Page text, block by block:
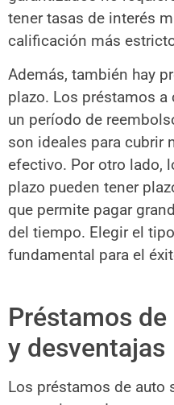
tener tasas de interés
calificación más
Además, también hay
plazo. Los préstamos
un período de
son ideales para cubrir
efectivo. Por otro lado,
plazo pueden tener
que permite pagar
del tiempo. Elegir el
fundamental para el
Préstamos
y desventajas
Los préstamos de auto